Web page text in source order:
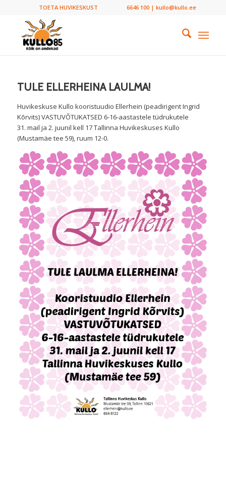
TOETA HUVIKESKUST 6646 100 | kullo@kullo.ee
TULE ELLERHEINA LAULMA!
Huvikeskuse Kullo kooristuudio Ellerhein (peadirigent Ingrid
Kõrvits) VASTUVÕTUKATSED 6-16-aastastele tüdrukutele
31. mail ja 2. juunil kell 17 Tallinna Huvikeskuses Kullo
(Mustamäe tee 59), ruum 12-0.